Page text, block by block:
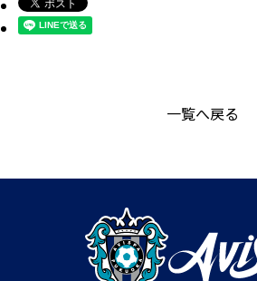
一覧へ戻る